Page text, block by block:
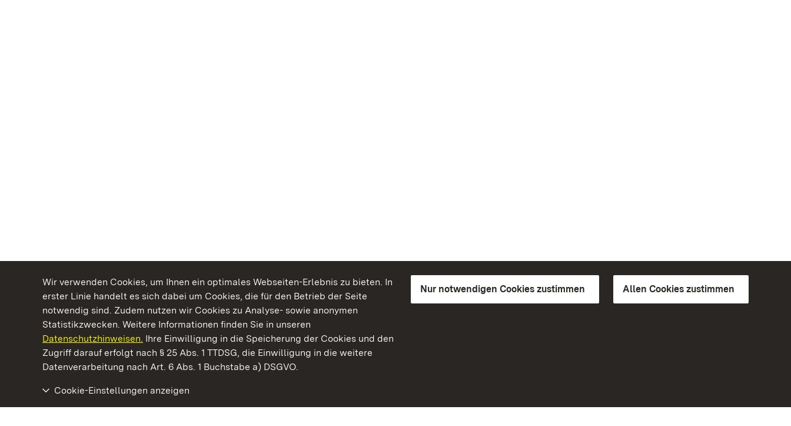
Wir verwenden Cookies, um Ihnen ein optimales Webseiten-Erlebnis zu bieten. In
erster Linie handelt es sich dabei um Cookies, die für den Betrieb der Seite
notwendig sind. Zudem nutzen wir Cookies zu Analyse- sowie anonymen
Statistikzwecken. Weitere Informationen finden Sie in unseren
Datenschutzhinweisen. Ihre Einwilligung in die Speicherung der Cookies und den
Zugriff darauf erfolgt nach § 25 Abs. 1 TTDSG, die Einwilligung in die weitere
Datenverarbeitung nach Art. 6 Abs. 1 Buchstabe a) DSGVO.
Nur notwendigen Cookies zustimmen Allen Cookies zustimmen
Cookie-Einstellungen anzeigen
Kommen. Staunen. Genießen.